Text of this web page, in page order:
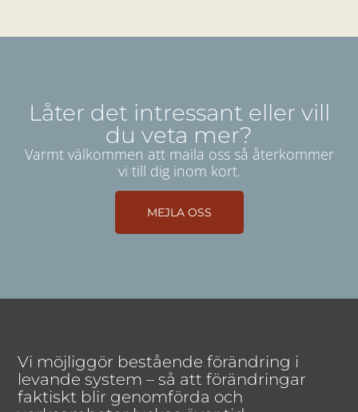
Låter det intressant eller vill
du veta mer?
Varmt välkommen att maila oss så återkommer
vi till dig inom kort.
MEJLA OSS
Vi möjliggör bestående förändring i
levande system – så att förändringar
faktiskt blir genomförda och